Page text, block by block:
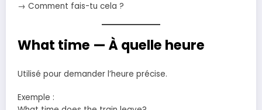
→ Comment fais-tu cela ?
What time — À quelle heure
Utilisé pour demander l’heure précise.
Exemple :